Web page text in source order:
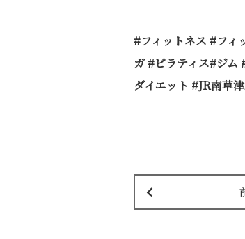
#フィットネス #フ
ガ #ピラティス#ジ
ダイエット #JR南草